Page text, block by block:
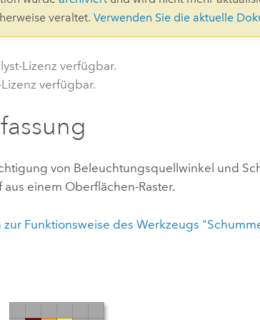
Alle Storys
veraltet.Verwenden Sie die aktuelle
Lizenz verfügbar.
verfügbar.
von Beleuchtungsquellwinkel und
einem Oberflächen-Raster.
Funktionsweise des Werkzeugs